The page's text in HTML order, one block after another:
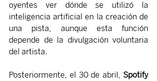
oyentes ver dónde se utilizó la
inteligencia artificial en la creación de
una pista, aunque esta función
depende de la divulgación voluntaria
del artista.
Posteriormente, el 30 de abril, Spotify